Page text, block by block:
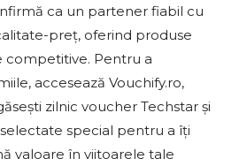
ca un partener fiabil cu
preț, oferind produse
competitive. Pentru a
accesează Vouchify.ro,
zilnic voucher Techstar și
special pentru a îți
valoare în viitoarele tale